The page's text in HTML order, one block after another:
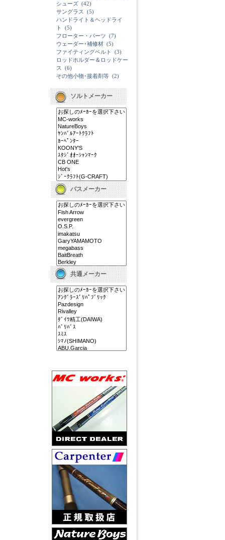
シューズ (42)
サングラス
(5)
ハンドライト＆ヘッドライ
ト
(5)
フローター・パーツ (7)
ウェーダー･補修材 (5)
ファイティングベルト
(3)
ロッドホルダー＆ロッドケー
ス
(6)
その他小物･接着剤等 (2)
ソルトメーカー
バスメーカー
共通メーカー